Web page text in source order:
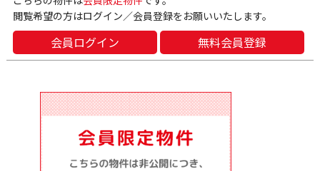
閲覧希望の方はログイン／会員登録をお願いいたします。
会員ログイン 無料会員登録